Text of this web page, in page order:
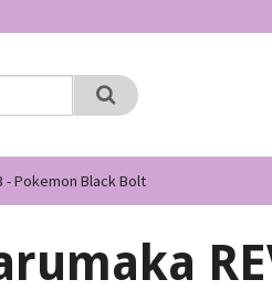
- Pokemon Black Bolt